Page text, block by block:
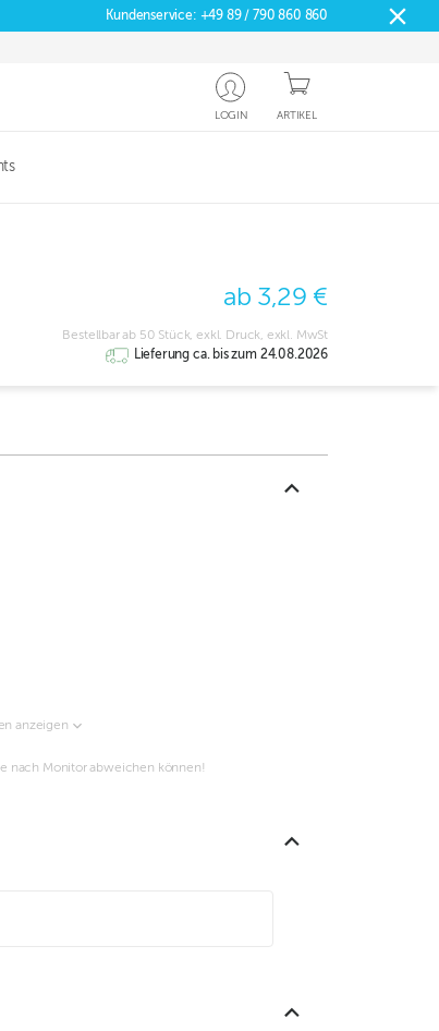
Kundenservice: +49 89 / 790 860 860
LOGIN ARTIKEL
ab 3,29 €
Bestellbar ab 50 Stück, exkl. Druck, exkl. MwSt
Lieferung ca. bis zum 24.08.2026
anzeigen
nach Monitor abweichen können!